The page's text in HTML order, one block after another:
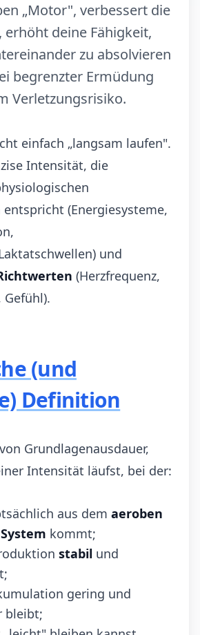
„Motor", verbessert die
erhöht deine Fähigkeit,
zu absolvieren
begrenzter Ermüdung
Verletzungsrisiko.
einfach „langsam laufen".
Intensität, die
(Energiesysteme,
und
(Herzfrequenz,
(und
Definition
Grundlagenausdauer,
Intensität läufst, bei der:
aus dem aeroben
kommt;
stabil und
gering und
bleibt;